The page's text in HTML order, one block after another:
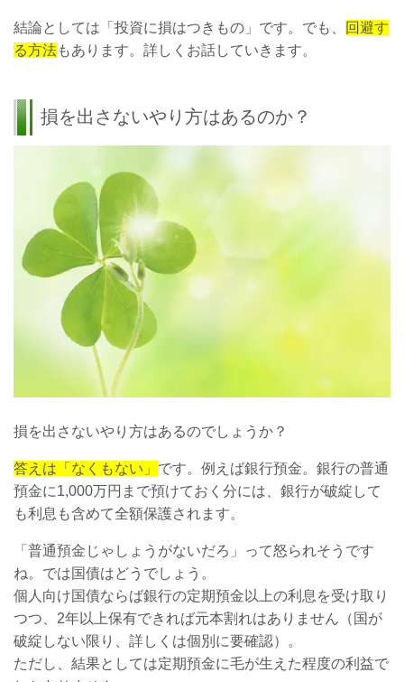
結論としては「投資に損はつきもの」です。でも、
回避す
る方法もあります。詳しくお話していきます。
損を出さないやり方はあるのか？
損を出さないやり方はあるのでしょうか？
答えは「なくもない」 です。例えば銀行預金。銀行の普通
預金に1,000万円まで預けておく分には、銀行が破綻して
も利息も含めて全額保護されます。
「普通預金じゃしょうがないだろ」って怒られそうです
ね。では国債はどうでしょう。
個人向け国債ならば銀行の定期預金以上の利息を受け取り
つつ、2年以上保有できれば元本割れはありません（国が
破綻しない限り、詳しくは個別に要確認）。
ただし、結果としては定期預金に毛が生えた程度の利益で